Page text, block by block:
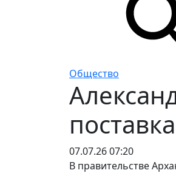
Общество
07.07.26 07:20
В правительстве